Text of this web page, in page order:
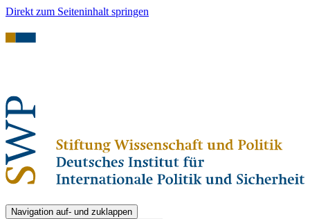
Direkt zum Seiteninhalt springen
Navigation auf- und zuklappen